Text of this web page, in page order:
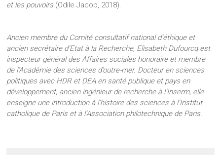
et les pouvoirs(Odile Jacob, 2018).
Ancien membre du Comité consultatif national d’éthique et
ancien secrétaire d’Etat à la Recherche, Elisabeth Dufourcq est
inspecteur général des Affaires sociales honoraire et membre
de l’Académie des sciences d’outre-mer. Docteur en sciences
politiques avec HDR et DEA en santé publique et pays en
développement, ancien ingénieur de recherche à l’Inserm, elle
enseigne une introduction à l’histoire des sciences à l’Institut
catholique de Paris et à l’Association philotechnique de Paris.